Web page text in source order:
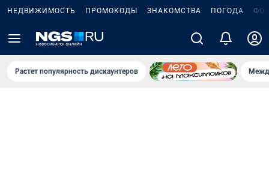
НЕДВИЖИМОСТЬ ПРОМОКОДЫ ЗНАКОМСТВА ПОГОДА
Растет популярность дискаунтеров